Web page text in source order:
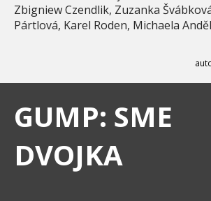
Zbigniew Czendlik, Zuzanka
Pártlová, Karel Roden, Michaela
GUMP: SME
DVOJKA